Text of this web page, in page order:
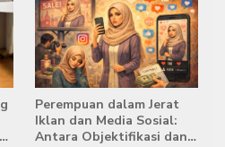
Perempuan dalam Jerat
Iklan dan Media Sosial:
Antara Objektifikasi dan